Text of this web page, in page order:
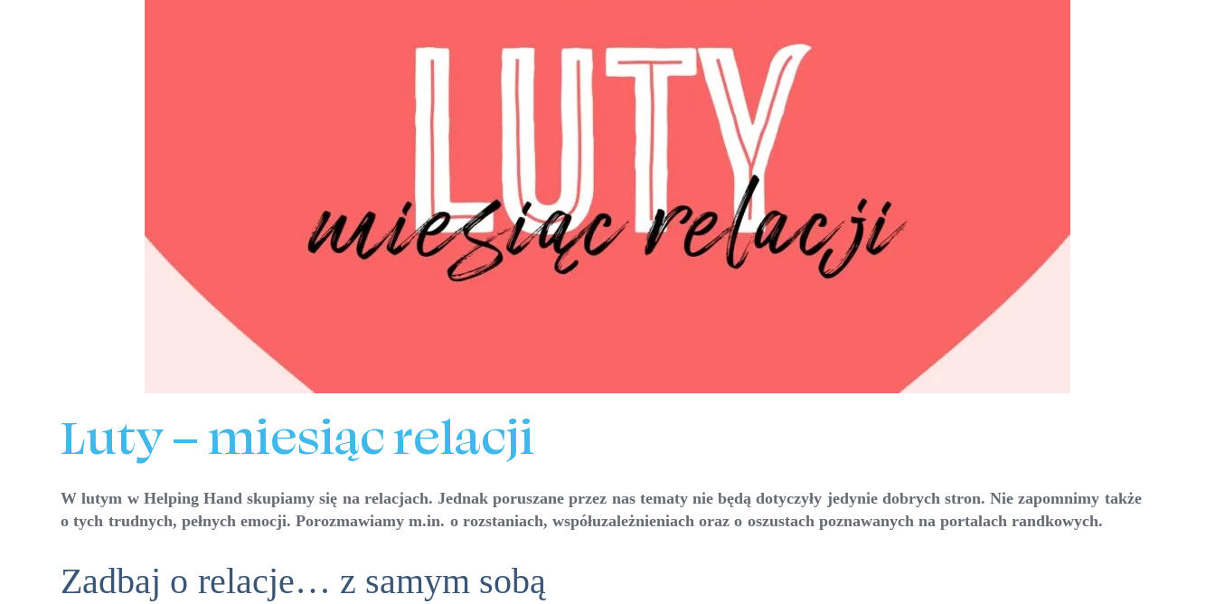
Luty – miesiąc relacji
W lutym w Helping Hand skupiamy się na relacjach. Jednak poruszane przez nas tematy nie będą dotyczyły jedynie dobrych stron. Nie zapomnimy także
o tych trudnych, pełnych emocji. Porozmawiamy m.in. o rozstaniach, współuzależnieniach oraz o oszustach poznawanych na portalach randkowych.
Zadbaj o relacje… z samym sobą